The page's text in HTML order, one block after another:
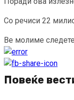
Со речиси 22
Ве молиме следете
Continue
Reading
Повеќе